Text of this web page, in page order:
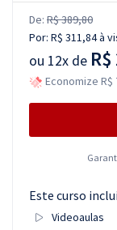
De: R$ 389,80
Por: R$ 311,84à
ou 12x de
Economize R$
Este curso
Videoaulas